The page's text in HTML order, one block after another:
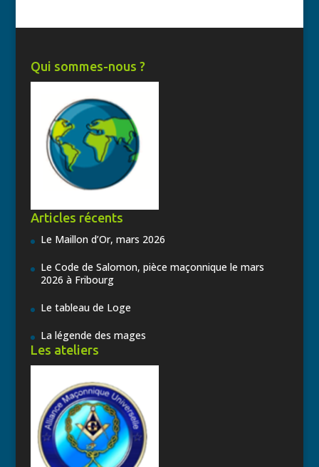
Qui sommes-nous ?
Articles récents
Le Maillon d’Or, mars 2026
Le Code de Salomon, pièce maçonnique le mars
2026 à Fribourg
Le tableau de Loge
La légende des mages
Les ateliers